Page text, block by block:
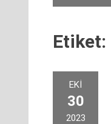
Etiket:
EKI
30
2023